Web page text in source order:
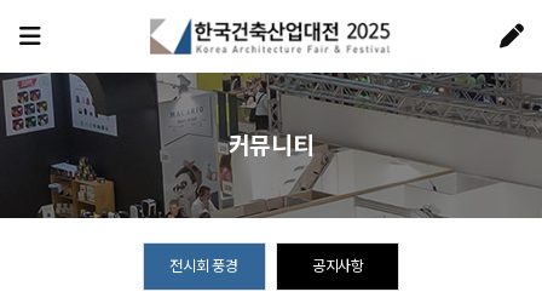
전시회 풍경 공지사항
커뮤니티